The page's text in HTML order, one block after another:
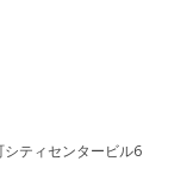
ティセンタービル6